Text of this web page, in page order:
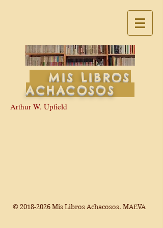
MIS LIBROS
ACHACOSOS
Arthur W. Upfield
© 2018-2026 Mis Libros Achacosos. MAEVA